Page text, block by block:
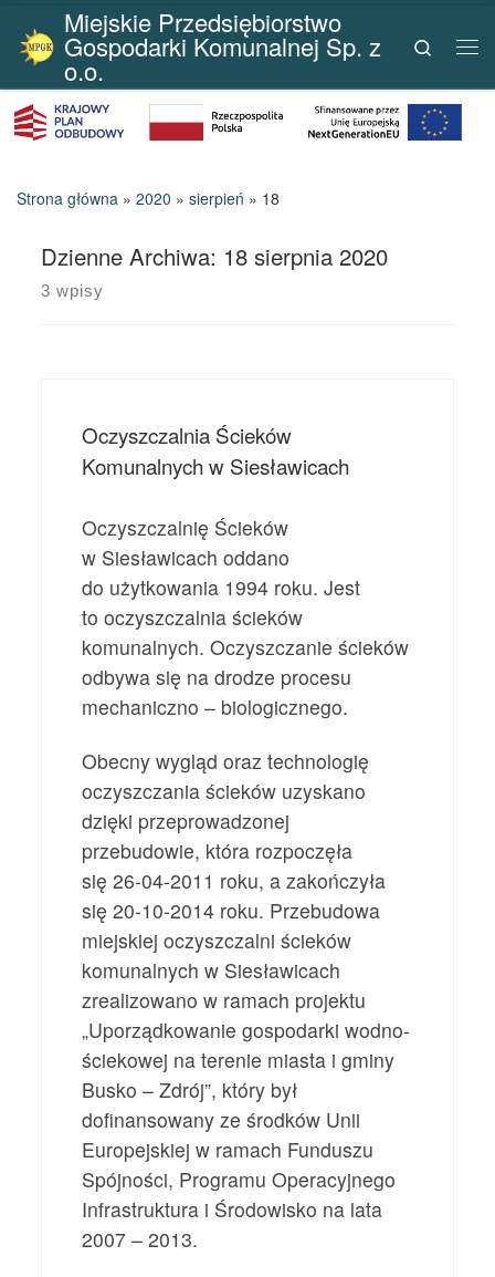
Przejdź do treści
Miejskie Przedsiębiorstwo
Gospodarki Komunalnej Sp. z
o.o.
Search
Strona główna » 2020 » sierpień » 18
Dzienne Archiwa: 18 sierpnia 2020
3 wpisy
Oczyszczalnia Ścieków
Komunalnych w Siesławicach
Oczyszczalnię Ścieków
w Siesławicach oddano
do użytkowania 1994 roku. Jest
to oczyszczalnia ścieków
komunalnych. Oczyszczanie ścieków
odbywa się na drodze procesu
mechaniczno – biologicznego.
Obecny wygląd oraz technologię
oczyszczania ścieków uzyskano
dzięki przeprowadzonej
przebudowie, która rozpoczęła
się 26-04-2011 roku, a zakończyła
się 20-10-2014 roku. Przebudowa
miejskiej oczyszczalni ścieków
komunalnych w Siesławicach
zrealizowano w ramach projektu
„Uporządkowanie gospodarki wodno-
ściekowej na terenie miasta i gminy
Busko – Zdrój”, który był
dofinansowany ze środków Unii
Europejskiej w ramach Funduszu
Spójności, Programu Operacyjnego
Infrastruktura i Środowisko na lata
2007 – 2013.